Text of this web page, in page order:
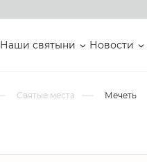
Наши святыни Новости
Святые места Мечеть